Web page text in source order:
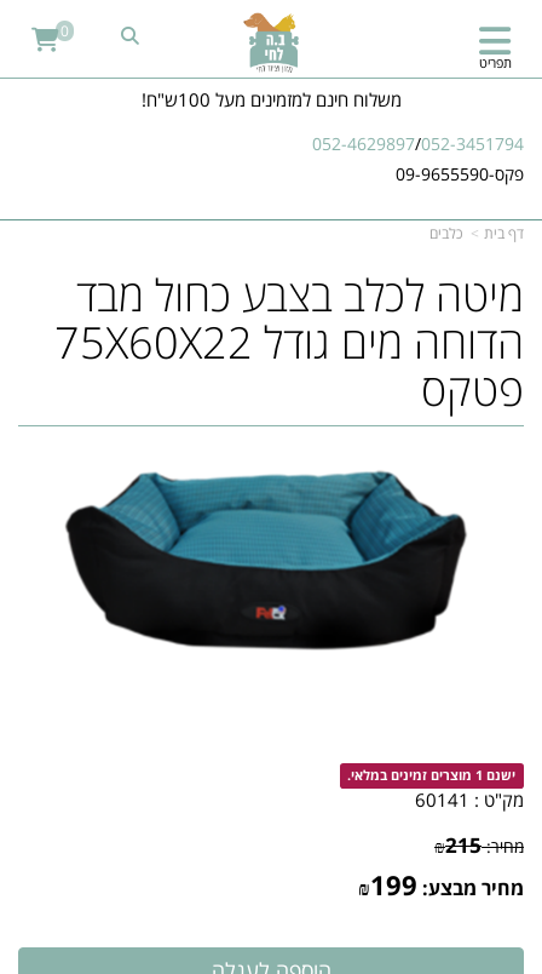
משלוח חינם למזמינים מעל 100ש"ח!
052-4629897/052-3451794
פקס-09-9655590
תפריט
0
דף בית כלבים
מיטה לכלב בצבע כחול מבד
הדוחה מים גודל 75X60X22
פטקס
ישנם 1 מוצרים זמינים במלאי.
מק"ט : 60141
מחיר: ₪215
מחיר מבצע: ₪199